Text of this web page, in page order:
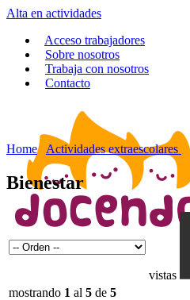
Alta en actividades
Acceso trabajadores
Sobre nosotros
Trabaja con nosotros
Contacto
Home Actividades extraescolares
Bienestar
vistas
mostrando 1 al 5 de 5